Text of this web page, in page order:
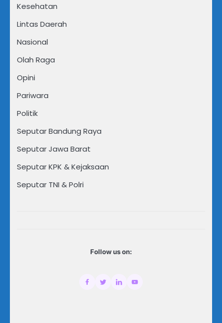
Kesehatan
Lintas Daerah
Nasional
Olah Raga
Opini
Pariwara
Politik
Seputar Bandung Raya
Seputar Jawa Barat
Seputar KPK & Kejaksaan
Seputar TNI & Polri
Follow us on: